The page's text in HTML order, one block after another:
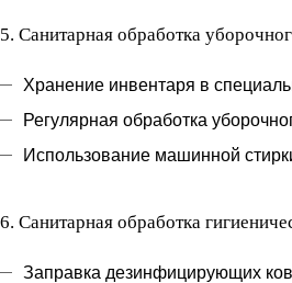
5. Санитарная обработка
Хранение инвентаря в
Регулярная обработка
Использование машинной
6. Санитарная обработка
Заправка дезинфицирующих